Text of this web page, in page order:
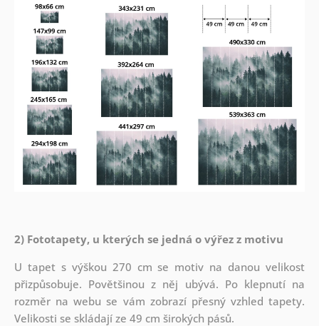
2) Fototapety, u kterých se jedná o výřez z motivu
U tapet s výškou 270 cm se motiv na danou velikost
přizpůsobuje. Povětšinou z něj ubývá. Po klepnutí na
rozměr na webu se vám zobrazí přesný vzhled tapety.
Velikosti se skládají ze 49 cm širokých pásů.